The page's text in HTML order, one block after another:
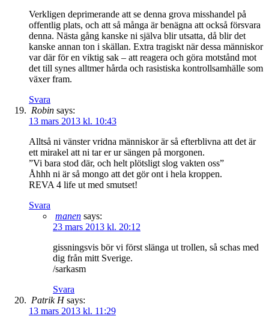
Verkligen deprimerande att se denna grova misshandel på
offentlig plats, och att så många är benägna att också försvara
denna. Nästa gång kanske ni själva blir utsatta, då blir det
kanske annan ton i skällan. Extra tragiskt när dessa människor
var där för en viktig sak – att reagera och göra motstånd mot
det till synes alltmer hårda och rasistiska kontrollsamhälle som
växer fram.
Svara
Robin says:
13 mars 2013 kl. 10:43
Alltså ni vänster vridna människor är så efterblivna att det är
ett mirakel att ni tar er ur sängen på morgonen.
”Vi bara stod där, och helt plötsligt slog vakten oss”
Åhhh ni är så mongo att det gör ont i hela kroppen.
REVA 4 life ut med smutset!
Svara
manen says:
23 mars 2013 kl. 20:12
gissningsvis bör vi först slänga ut trollen, så schas med
dig från mitt Sverige.
/sarkasm
Svara
Patrik H says:
13 mars 2013 kl. 11:29